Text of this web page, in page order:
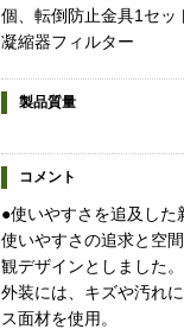
個、転倒防止金具1セッ
凝縮器フィルター
製品質量
コメント
●使いやすさを追及した
使いやすさの追求と空
観デザインとしました。
外装には、キズや汚れ
ス面材を使用。